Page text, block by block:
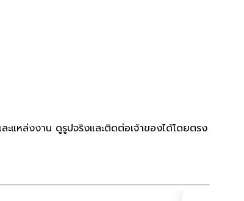
ะแหล่งงาน ดูรูปจริงและติดต่อเจ้าของได้โดยตรง